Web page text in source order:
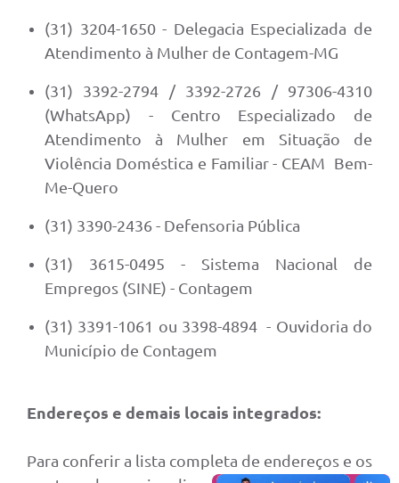
(31) 3204-1650 - Delegacia Especializada de
Atendimento à Mulher de Contagem-MG
(31) 3392-2794 / 3392-2726 / 97306-4310
(WhatsApp) - Centro Especializado de
Atendimento à Mulher em Situação de
Violência Doméstica e Familiar - CEAM Bem-
Me-Quero
(31) 3390-2436 - Defensoria Pública
(31) 3615-0495 - Sistema Nacional de
Empregos (SINE) - Contagem
(31) 3391-1061 ou 3398-4894 - Ouvidoria do
Município de Contagem
Endereços e demais locais integrados:
Para conferir a lista completa de endereços e os